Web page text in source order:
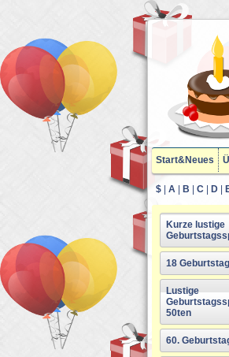
Start&Neues
$ A B C D
Kurze lustige
18
Lustige
50ten
60.